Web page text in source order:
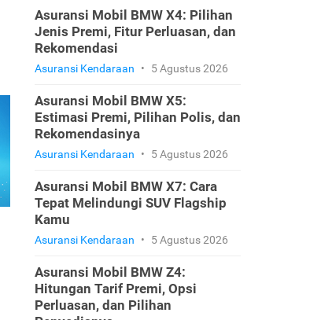
Asuransi Mobil BMW X4: Pilihan
Jenis Premi, Fitur Perluasan, dan
Rekomendasi
Asuransi Kendaraan • 5 Agustus 2026
Asuransi Mobil BMW X5:
Estimasi Premi, Pilihan Polis, dan
Rekomendasinya
Asuransi Kendaraan • 5 Agustus 2026
Asuransi Mobil BMW X7: Cara
Tepat Melindungi SUV Flagship
Kamu
Asuransi Kendaraan • 5 Agustus 2026
Asuransi Mobil BMW Z4:
Hitungan Tarif Premi, Opsi
Perluasan, dan Pilihan